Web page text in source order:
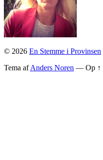
© 2026 En Stemme i Provinsen
Tema afAnders Noren — Op ↑